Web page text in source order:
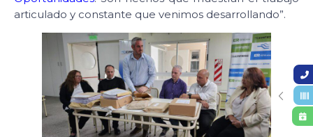
articulado y constante que venimos desarrollando”.